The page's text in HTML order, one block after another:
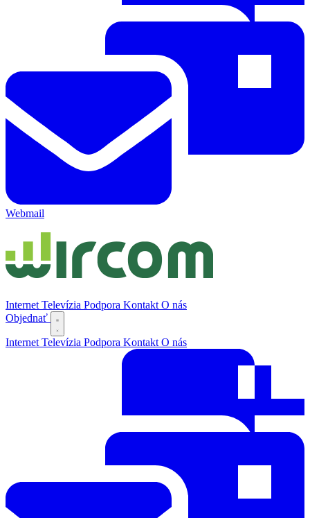
Webmail
Internet Televízia Podpora Kontakt O nás
Objednať
Internet Televízia Podpora Kontakt O nás